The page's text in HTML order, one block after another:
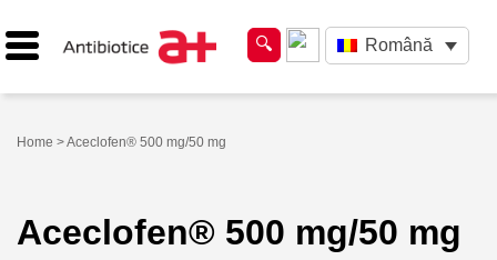
Română
Home > Aceclofen® 500 mg/50 mg
Aceclofen® 500 mg/50 mg